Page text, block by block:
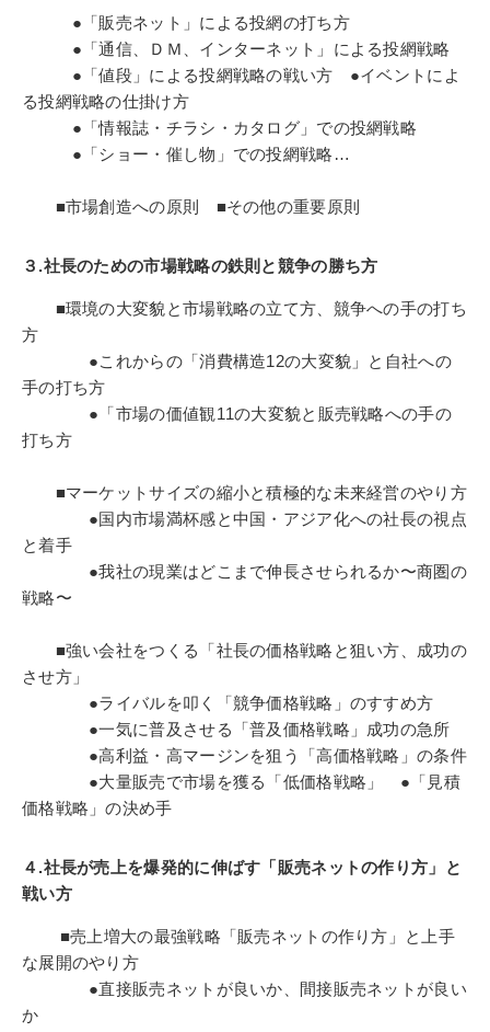
●「販売ネット」による投網の打ち方
●「通信、ＤＭ、インターネット」による投網戦略
●「値段」による投網戦略の戦い方 ●イベントによ
る投網戦略の仕掛け方
●「情報誌・チラシ・カタログ」での投網戦略
●「ショー・催し物」での投網戦略…
■市場創造への原則 ■その他の重要原則
３.社長のための市場戦略の鉄則と競争の勝ち方
■環境の大変貌と市場戦略の立て方、競争への手の打ち
方
●これからの「消費構造12の大変貌」と自社への
手の打ち方
●「市場の価値観11の大変貌と販売戦略への手の
打ち方
■マーケットサイズの縮小と積極的な未来経営のやり方
●国内市場満杯感と中国・アジア化への社長の視点
と着手
●我社の現業はどこまで伸長させられるか〜商圏の
戦略〜
■強い会社をつくる「社長の価格戦略と狙い方、成功の
させ方」
●ライバルを叩く「競争価格戦略」のすすめ方
●一気に普及させる「普及価格戦略」成功の急所
●高利益・高マージンを狙う「高価格戦略」の条件
●大量販売で市場を獲る「低価格戦略」 ●「見積
価格戦略」の決め手
４.社長が売上を爆発的に伸ばす「販売ネットの作り方」と
戦い方
■売上増大の最強戦略「販売ネットの作り方」と上手
な展開のやり方
●直接販売ネットが良いか、間接販売ネットが良い
か